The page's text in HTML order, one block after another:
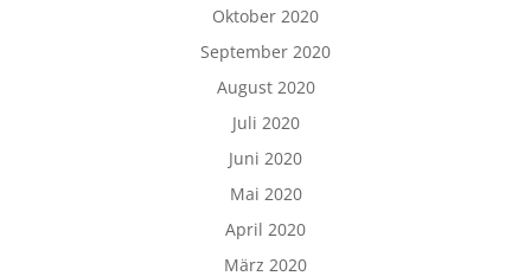
Oktober 2020
September 2020
August 2020
Juli 2020
Juni 2020
Mai 2020
April 2020
März 2020